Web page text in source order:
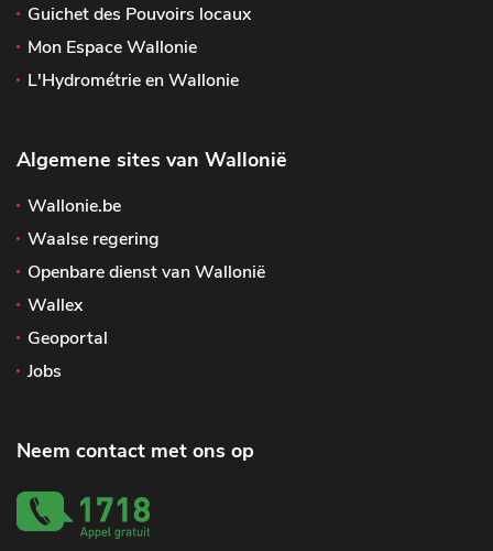
Guichet des Pouvoirs locaux
Mon Espace Wallonie
L'Hydrométrie en Wallonie
Algemene sites van Wallonië
Wallonie.be
Waalse regering
Openbare dienst van Wallonië
Wallex
Geoportal
Jobs
Neem contact met ons op